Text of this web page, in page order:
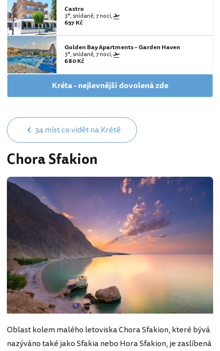
Castro
3*, snídaně, 7 nocí,
657 Kč
Golden Bay Apartments – Garden Haven
3*, snídaně, 7 nocí,
680 Kč
Kréta - nejlevnější dovolená zde
34 míst co vidět na Krétě
Chora Sfakion
Oblast kolem malého letoviska Chora Sfakion, které bývá
nazýváno také jako Sfakia nebo Hora Sfakion, je zaslíbená